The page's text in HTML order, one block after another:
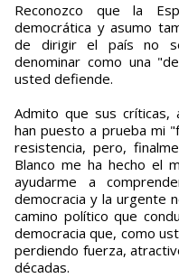
Reconozco que la
democrática y asumo
de dirigir el país no
denominar como una
usted defiende.
Admito que sus críticas,
han puesto a prueba mi
resistencia, pero,
Blanco me ha hecho el
ayudarme a
democracia y la urgente
camino político que
democracia que, como
perdiendo fuerza,
décadas.